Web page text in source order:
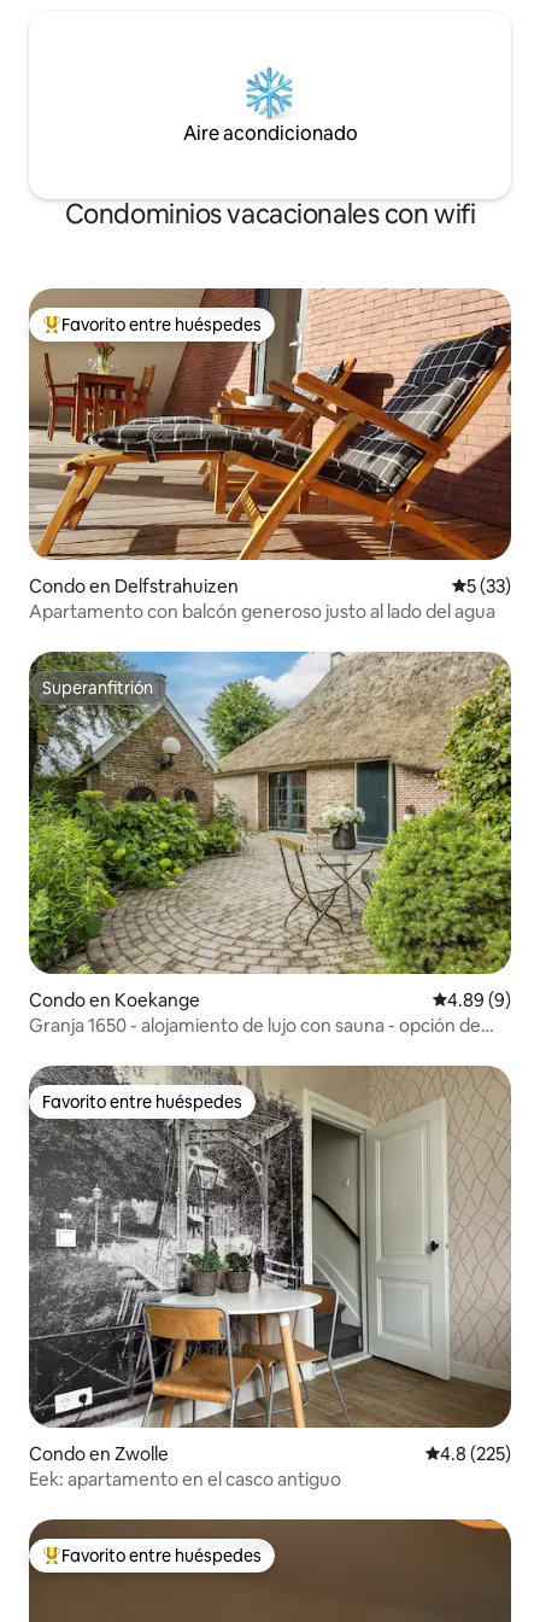
Aire acondicionado
Condominios vacacionales con wifi
Favorito entre huéspedes preferido
Favorito entre huéspedes
Condo en Delfstrahuizen
5 (33)
Apartamento con balcón generoso justo al lado del agua
Superanfitrión
Superanfitrión
Condo en Koekange Calificación
4.89 (9)
Granja 1650 - alojamiento de lujo con sauna - opción de
Favorito entre huéspedes
Favorito entre huéspedes
Condo en Zwolle Calificación
4.8 (225)
Eek: apartamento en el casco antiguo
Favorito entre huéspedes preferido
Favorito entre huéspedes